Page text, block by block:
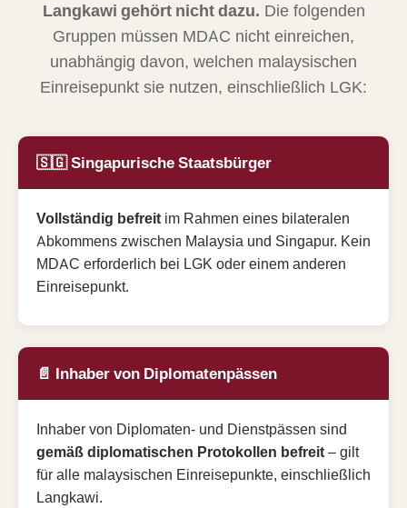
Langkawi gehört nicht dazu. Die folgenden
Gruppen müssen MDAC nicht einreichen,
unabhängig davon, welchen malaysischen
Einreisepunkt sie nutzen, einschließlich LGK:
🇸🇬 Singapurische Staatsbürger
Vollständig befreit im Rahmen eines bilateralen
Abkommens zwischen Malaysia und Singapur. Kein
MDAC erforderlich bei LGK oder einem anderen
Einreisepunkt.
📄 Inhaber von Diplomatenpässen
Inhaber von Diplomaten- und Dienstpässen sind
gemäß diplomatischen Protokollen befreit– gilt
für alle malaysischen Einreisepunkte, einschließlich
Langkawi.